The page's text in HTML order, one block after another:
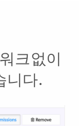
크없이
니다.